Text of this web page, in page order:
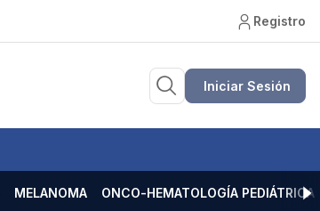
Registro
Iniciar Sesión
MELANOMA ONCO-HEMATOLOGÍA PEDIÁTRICA